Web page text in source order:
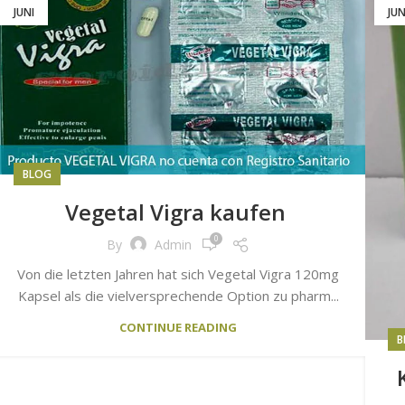
JUNI
BLOG
Vegetal Vigra kaufen
By Admin 0
Von die letzten Jahren hat sich Vegetal Vigra 120mg
Kapsel als die vielversprechende Option zu pharm...
CONTINUE READING